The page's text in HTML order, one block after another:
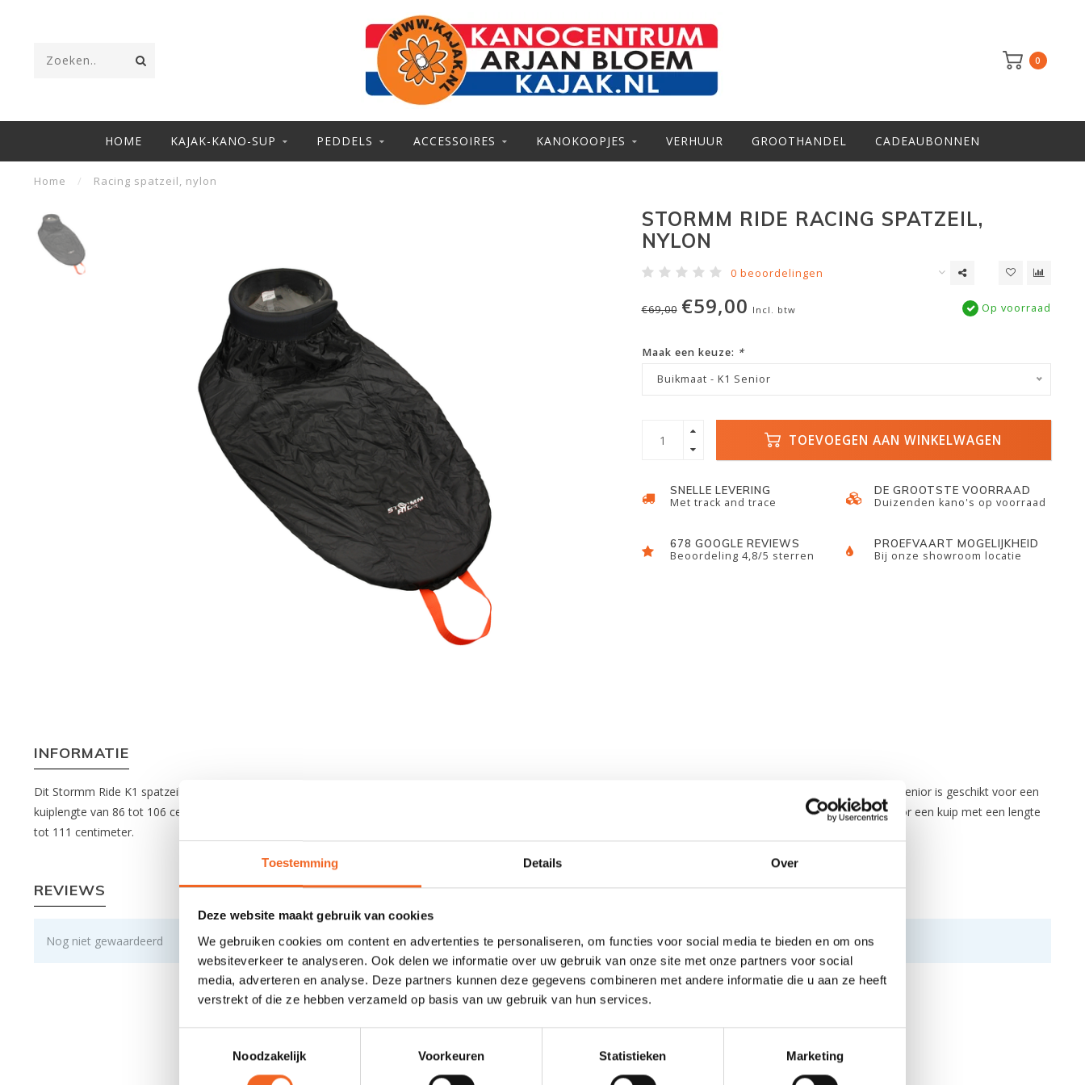
Toestemming Details Over
Deze website maakt gebruik van cookies
We gebruiken cookies om content en advertenties te personaliseren, om functies voor social media te bieden en om ons
websiteverkeer te analyseren. Ook delen we informatie over uw gebruik van onze site met onze partners voor social
media, adverteren en analyse. Deze partners kunnen deze gegevens combineren met andere informatie die u aan ze heeft
verstrekt of die ze hebben verzameld op basis van uw gebruik van hun services.
Noodzakelijk
Voorkeuren Statistieken Marketing
0
HOME KAJAK-KANO-SUP PEDDELS ACCESSOIRES KANOKOOPJES VERHUUR GROOTHANDEL CADEAUBONNEN
Home / Racing spatzeil, nylon
STORMM RIDE RACING SPATZEIL,
NYLON
0 beoordelingen
€69,00 €59,00 Incl. btw Op voorraad
Maak een keuze: *
Buikmaat - K1 Senior
TOEVOEGEN AAN WINKELWAGEN
SNELLE LEVERING
Met track and trace
DE GROOTSTE VOORRAAD
Duizenden kano's op voorraad
678 GOOGLE REVIEWS
Beoordeling 4,8/5 sterren
PROEFVAART MOGELIJKHEID
Bij onze showroom locatie
INFORMATIE
Dit Stormm Ride K1 spatzeil is soepel en licht van gewicht. Dit spatzeil is uitgerust met een opvallende grijplus en is verstelbaar rond de middel. De maat K1 Junior en Senior is geschikt voor een
kuiplengte van 86 tot 106 centimeter. Het Junior spatzeil heeft vanzelfsprekend een kleinere omvang om de middel dan de Senior variant. De maat Viper is geschikt voor een kuip met een lengte
tot 111 centimeter.
REVIEWS
Nog niet gewaardeerd
0 sterren op basis van 0 beoordelingen